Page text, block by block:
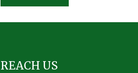
REACH US